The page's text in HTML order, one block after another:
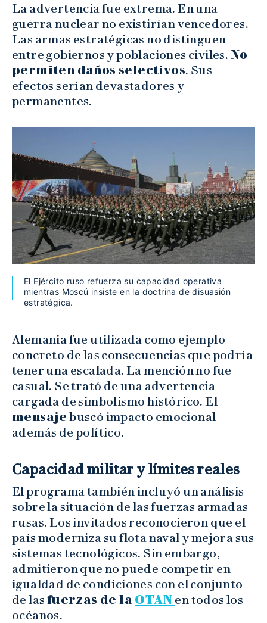
La advertencia fue extrema. En una
guerra nuclear no existirían vencedores.
Las armas estratégicas no distinguen
entre gobiernos y poblaciones civiles. No
permiten daños selectivos. Sus
efectos serían devastadores y
permanentes.
El Ejército ruso refuerza su capacidad operativa
mientras Moscú insiste en la doctrina de disuasión
estratégica.
Alemania fue utilizada como ejemplo
concreto de las consecuencias que podría
tener una escalada. La mención no fue
casual. Se trató de una advertencia
cargada de simbolismo histórico. El
mensaje buscó impacto emocional
además de político.
Capacidad militar y límites reales
El programa también incluyó un análisis
sobre la situación de las fuerzas armadas
rusas. Los invitados reconocieron que el
país moderniza su flota naval y mejora sus
sistemas tecnológicos. Sin embargo,
admitieron que no puede competir en
igualdad de condiciones con el conjunto
de las fuerzas de la OTAN en todos los
océanos.